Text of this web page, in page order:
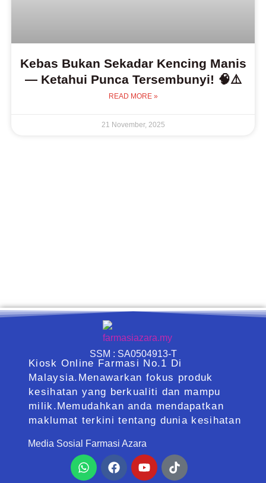
Kebas Bukan Sekadar Kencing Manis
— Ketahui Punca Tersembunyi! 🧠⚠️
READ MORE »
21 November, 2025
SSM : SA0504913-T
Kiosk Online Farmasi No.1 Di
Malaysia.Menawarkan fokus produk
kesihatan yang berkualiti dan mampu
milik.Memudahkan anda mendapatkan
maklumat terkini tentang dunia kesihatan
Media Sosial Farmasi Azara
WhatsappFacebookYoutubeTiktok